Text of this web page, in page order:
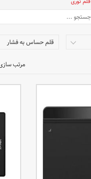
قلم حساس به فشار